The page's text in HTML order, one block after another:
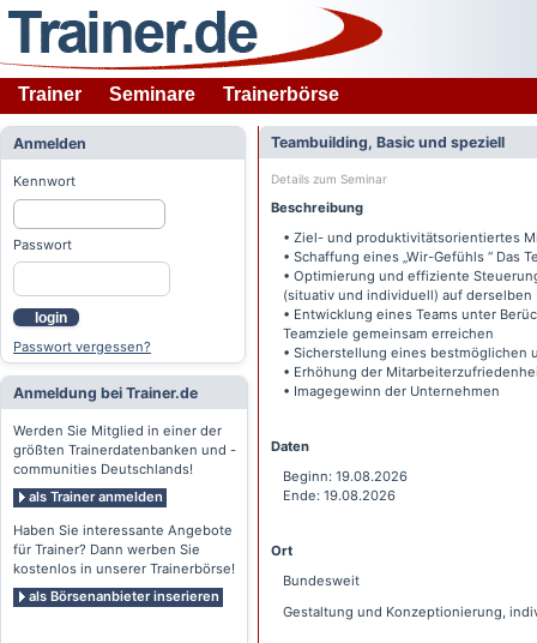
Trainer Seminare Trainerbörse
Anmelden
Kennwort
Passwort
login
Passwort vergessen?
Anmeldung bei Trainer.de
Werden Sie Mitglied in einer der
größten Trainerdatenbanken und -
communities Deutschlands!
als Trainer anmelden
Haben Sie interessante Angebote
für Trainer? Dann werben Sie
kostenlos in unserer Trainerbörse!
als Börsenanbieter inserieren
Teambuilding, Basic und speziell
Details zum Seminar
Beschreibung
• Ziel- und produktivitätsorientiertes
• Schaffung eines „Wir-Gefühls “ Das
• Optimierung und effiziente
(situativ und individuell) auf derselben
• Entwicklung eines Teams unter
Teamziele gemeinsam erreichen
• Sicherstellung eines bestmöglichen
• Erhöhung der
• Imagegewinn der Unternehmen
Daten
Beginn: 19.08.2026
Ende: 19.08.2026
Ort
Bundesweit
Gestaltung und Konzeptionierung,